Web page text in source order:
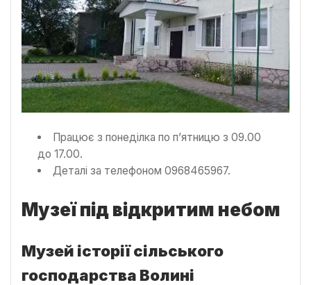
Працює з понеділка по п’ятницю з 09.00
до 17.00.
Деталі за телефоном 0968465967.
Музеї під відкритим небом
Музей історії сільського
господарства Волині